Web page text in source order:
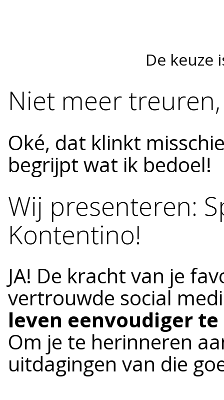
De keuze
Niet meer
Oké, dat klinkt
begrijpt wat ik bedoel!
Wij presenteren:
Kontentino!
JA! De kracht van je
vertrouwde social
leven eenvoudiger
Om je te herinneren
uitdagingen van die